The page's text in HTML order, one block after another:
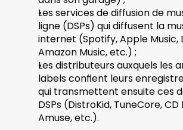
Les services de diffusion de
ligne (DSPs) qui diffusent la
internet (Spotify, Apple Music,
Amazon Music, etc.) ;
Les distributeurs auxquels les
labels confient leurs
qui transmettent ensuite ces
DSPs (DistroKid, TuneCore, CD
Amuse, etc.).